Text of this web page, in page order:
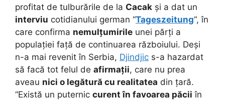
profitat de tulburările de la Cacak și a dat un
interviu cotidianului german “Tageszeitung“, în
care confirma nemulțumirile unei părți a
populației față de continuarea războiului. Deși
n-a mai revenit în Serbia, Djindjic s-a hazardat
să facă tot felul de afirmații, care nu prea
aveau nici o legătură cu realitatea din țară.
“Există un puternic curent în favoarea păcii în